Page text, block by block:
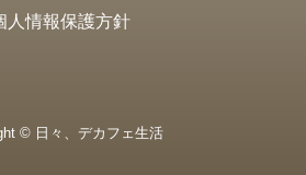
人情報保護方針
© 日々、デカフェ生活